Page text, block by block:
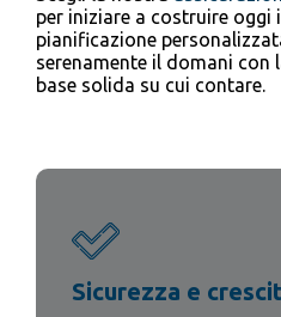
per iniziare a costruire oggi
pianificazione
serenamente il domani con
base solida su cui contare.
Sicurezza e